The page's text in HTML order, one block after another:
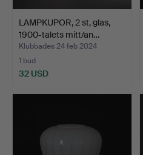
LAMPKUPOR, 2 st, glas,
1900-talets mitt/an…
Klubbades 24 feb 2024
1 bud
32 USD